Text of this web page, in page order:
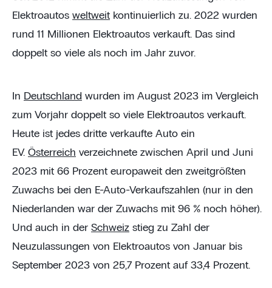
Elektroautos weltweit kontinuierlich zu. 2022 wurden
rund 11 Millionen Elektroautos verkauft. Das sind
doppelt so viele als noch im Jahr zuvor.
In Deutschland wurden im August 2023 im Vergleich
zum Vorjahr doppelt so viele Elektroautos verkauft.
Heute ist jedes dritte verkaufte Auto ein
EV. Österreich verzeichnete zwischen April und Juni
2023 mit 66 Prozent europaweit den zweitgrößten
Zuwachs bei den E-Auto-Verkaufszahlen (nur in den
Niederlanden war der Zuwachs mit 96 % noch höher).
Und auch in der Schweiz stieg zu Zahl der
Neuzulassungen von Elektroautos von Januar bis
September 2023 von 25,7 Prozent auf 33,4 Prozent.